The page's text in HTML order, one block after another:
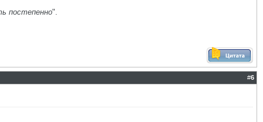
постепенно".
#6